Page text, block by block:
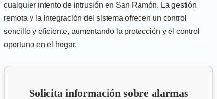
cualquier intento de intrusión en San Ramón. La gestión
remota y la integración del sistema ofrecen un control
sencillo y eficiente, aumentando la protección y el control
oportuno en el hogar.
Solicita información sobre alarmas